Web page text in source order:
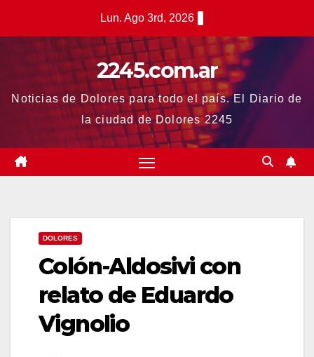
Lun. Ago 3rd, 2026
2245.com.ar
Noticias de Dolores para todo el país. El Diario de
la ciudad de Dolores 2245
DOLORES
Colón-Aldosivi con
relato de Eduardo
Vignolio